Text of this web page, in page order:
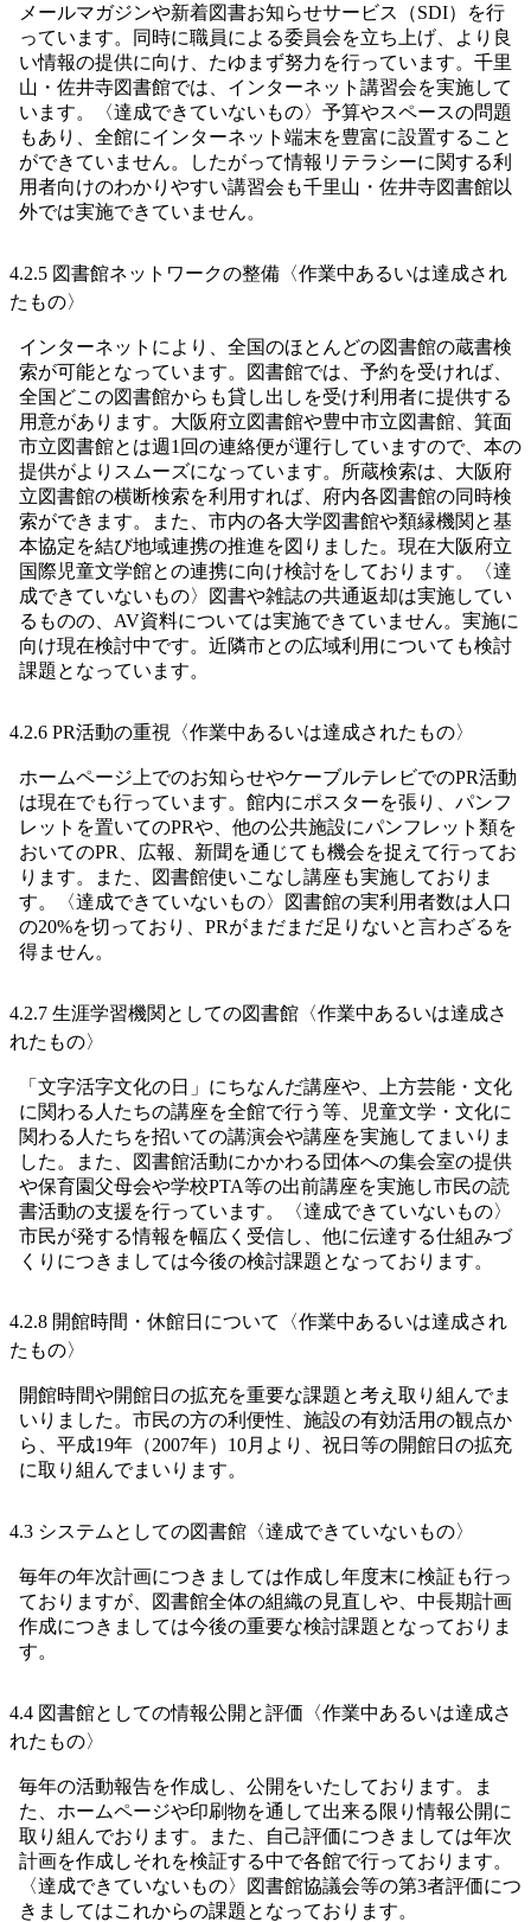
メールマガジンや新着図書お知らせサービス（SDI）を行
っています。同時に職員による委員会を立ち上げ、より良
い情報の提供に向け、たゆまず努力を行っています。千里
山・佐井寺図書館では、インターネット講習会を実施して
います。〈達成できていないもの〉予算やスペースの問題
もあり、全館にインターネット端末を豊富に設置すること
ができていません。したがって情報リテラシーに関する利
用者向けのわかりやすい講習会も千里山・佐井寺図書館以
外では実施できていません。
4.2.5 図書館ネットワークの整備〈作業中あるいは達成され
たもの〉
インターネットにより、全国のほとんどの図書館の蔵書検
索が可能となっています。図書館では、予約を受ければ、
全国どこの図書館からも貸し出しを受け利用者に提供する
用意があります。大阪府立図書館や豊中市立図書館、箕面
市立図書館とは週1回の連絡便が運行していますので、本の
提供がよりスムーズになっています。所蔵検索は、大阪府
立図書館の横断検索を利用すれば、府内各図書館の同時検
索ができます。また、市内の各大学図書館や類縁機関と基
本協定を結び地域連携の推進を図りました。現在大阪府立
国際児童文学館との連携に向け検討をしております。〈達
成できていないもの〉図書や雑誌の共通返却は実施してい
るものの、AV資料については実施できていません。実施に
向け現在検討中です。近隣市との広域利用についても検討
課題となっています。
4.2.6 PR活動の重視〈作業中あるいは達成されたもの〉
ホームページ上でのお知らせやケーブルテレビでのPR活動
は現在でも行っています。館内にポスターを張り、パンフ
レットを置いてのPRや、他の公共施設にパンフレット類を
おいてのPR、広報、新聞を通じても機会を捉えて行ってお
ります。また、図書館使いこなし講座も実施しておりま
す。〈達成できていないもの〉図書館の実利用者数は人口
の20%を切っており、PRがまだまだ足りないと言わざるを
得ません。
4.2.7 生涯学習機関としての図書館〈作業中あるいは達成さ
れたもの〉
「文字活字文化の日」にちなんだ講座や、上方芸能・文化
に関わる人たちの講座を全館で行う等、児童文学・文化に
関わる人たちを招いての講演会や講座を実施してまいりま
した。また、図書館活動にかかわる団体への集会室の提供
や保育園父母会や学校PTA等の出前講座を実施し市民の読
書活動の支援を行っています。〈達成できていないもの〉
市民が発する情報を幅広く受信し、他に伝達する仕組みづ
くりにつきましては今後の検討課題となっております。
4.2.8 開館時間・休館日について〈作業中あるいは達成され
たもの〉
開館時間や開館日の拡充を重要な課題と考え取り組んでま
いりました。市民の方の利便性、施設の有効活用の観点か
ら、平成19年（2007年）10月より、祝日等の開館日の拡充
に取り組んでまいります。
4.3 システムとしての図書館〈達成できていないもの〉
毎年の年次計画につきましては作成し年度末に検証も行っ
ておりますが、図書館全体の組織の見直しや、中長期計画
作成につきましては今後の重要な検討課題となっておりま
す。
4.4 図書館としての情報公開と評価〈作業中あるいは達成さ
れたもの〉
毎年の活動報告を作成し、公開をいたしております。ま
た、ホームページや印刷物を通して出来る限り情報公開に
取り組んでおります。また、自己評価につきましては年次
計画を作成しそれを検証する中で各館で行っております。
〈達成できていないもの〉図書館協議会等の第3者評価につ
きましてはこれからの課題となっております。